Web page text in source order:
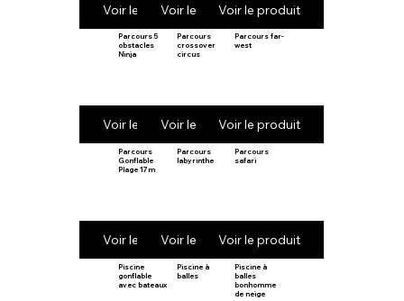
Voir le produitVoir le produitVoir le produit
Parcours 5
obstacles
Ninja
Voir le produit
Parcours
crossover
circus
Voir le produit
Parcours far-
west
Voir le produit
Parcours
Gonflable
Plage 17m
Voir le produit
Parcours
labyrinthe
Voir le produit
Parcours
safari
Voir le produit
Piscine
gonflable
avec bateaux
Piscine à
balles
Piscine à
balles
bonhomme
de neige